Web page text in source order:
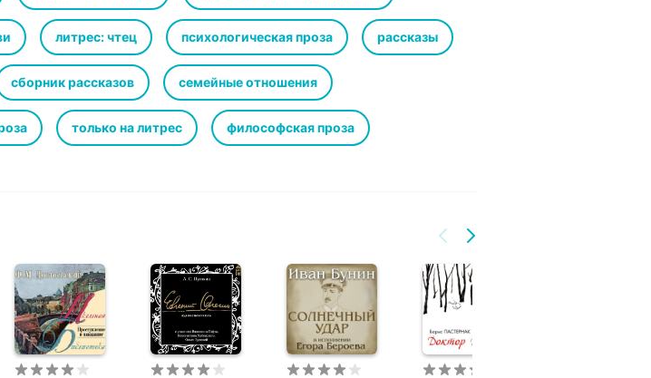
литрес: чтец психологическая проза рассказы
сборник рассказов семейные отношения
только на литрес философская проза